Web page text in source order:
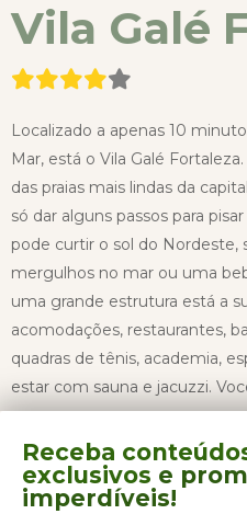
Vila Galé
Localizado a apenas 10
Mar, está o Vila Galé
das praias mais lindas da
só dar alguns passos para
pode curtir o sol do Nordeste,
mergulhos no mar ou uma
uma grande estrutura está a
acomodações, restaurantes,
quadras de tênis, academia,
estar com sauna e jacuzzi.
que Fortaleza tem de melhor.
do Vila Galé Fortaleza, fica
Titazinho, o Mercado Central,
artesanato e a agitação da
Receba
exclusivos e
imperdíveis!